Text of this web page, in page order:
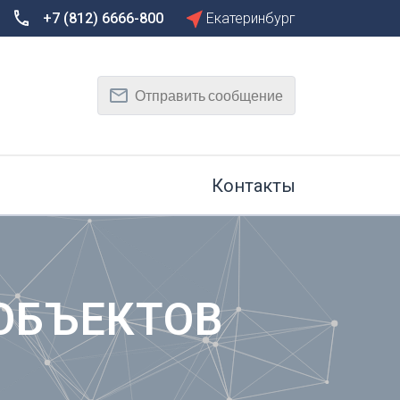
Дону
Тамбов
Тюмень
Ульяновск
Уфа
Х
Хабаровск
+7 (812) 6666-800 Екатеринбург
Отправить сообщение
Контакты